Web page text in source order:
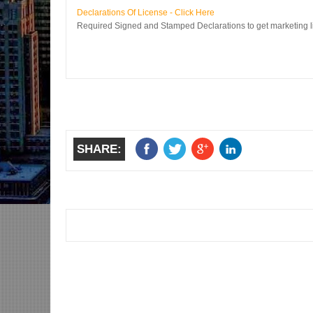
Declarations Of License - Click Here
Required Signed and Stamped Declarations to get marketing
SHARE: